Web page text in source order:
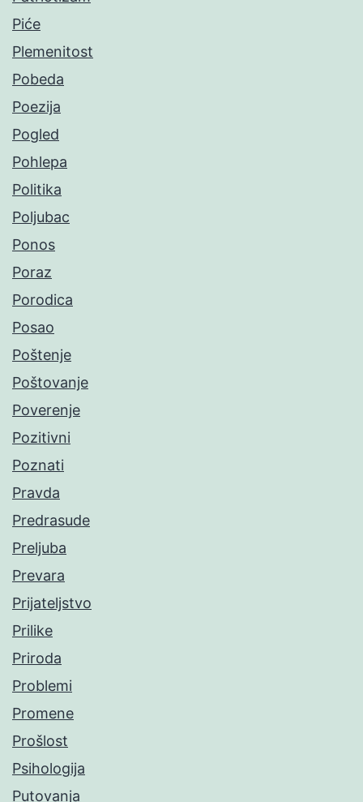
Piće
Plemenitost
Pobeda
Poezija
Pogled
Pohlepa
Politika
Poljubac
Ponos
Poraz
Porodica
Posao
Poštenje
Poštovanje
Poverenje
Pozitivni
Poznati
Pravda
Predrasude
Preljuba
Prevara
Prijateljstvo
Prilike
Priroda
Problemi
Promene
Prošlost
Psihologija
Putovanja